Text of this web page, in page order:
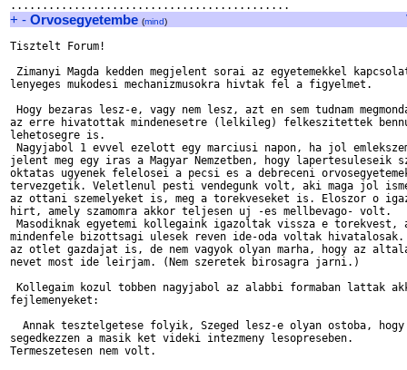
+ - Orvosegyetembe (mind)
Tisztelt Forum!
Zimanyi Magda kedden megjelent sorai az egyetemekkel
lenyeges mukodesi mechanizmusokra hivtak fel a figyelmet.
Hogy bezaras lesz-e, vagy nem lesz, azt en sem tudnam
az erre hivatottak mindenesetre (lelkileg) felkeszitettek
lehetosegre is.
Nagyjabol 1 evvel ezelott egy marciusi napon, ha jol
jelent meg egy iras a Magyar Nemzetben, hogy lapertesuleseik
oktatas ugyenek felelosei a pecsi es a debreceni
tervezgetik. Veletlenul pesti vendegunk volt, aki maga jol
az ottani szemelyeket is, meg a torekveseket is. Eloszor o
hirt, amely szamomra akkor teljesen uj -es mellbevago- volt.
Masodiknak egyetemi kollegaink igazoltak vissza e
mindenfele bizottsagi ulesek reven ide-oda voltak hivatalosak.
az otlet gazdajat is, de nem vagyok olyan marha, hogy az
nevet most ide leirjam. (Nem szeretek birosagra jarni.)
Kollegaim kozul tobben nagyjabol az alabbi formaban lattak
fejlemenyeket:
Annak tesztelgetese folyik, Szeged lesz-e olyan ostoba,
segedkezzen a masik ket videki intezmeny lesopreseben.
Termeszetesen nem volt.